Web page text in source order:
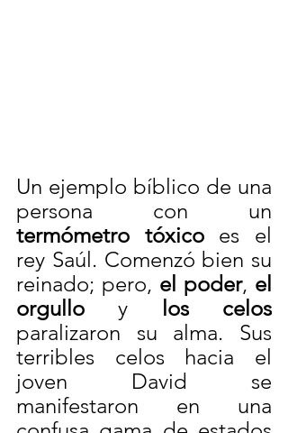
Un ejemplo bíblico de una
termómetro tóxico es el
rey Saúl. Comenzó bien su
reinado; pero, el poder, el
orgullo y
los celos
paralizaron su alma. Sus
terribles celos hacia el
joven David se
manifestaron en una